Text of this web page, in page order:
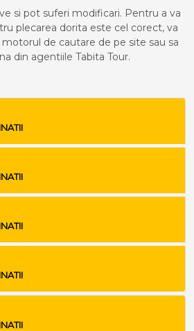
si pot suferi modificari. Pentru a va
plecarea dorita este cel corect, va
de cautare de pe site sau sa
din agentiile Tabita Tour.